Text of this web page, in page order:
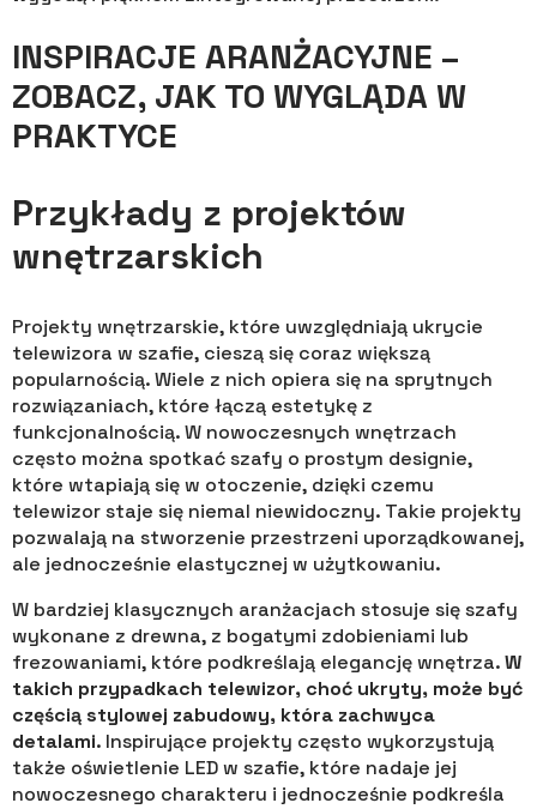
INSPIRACJE ARANŻACYJNE –
ZOBACZ, JAK TO WYGLĄDA W
PRAKTYCE
Przykłady z projektów
wnętrzarskich
Projekty wnętrzarskie, które uwzględniają ukrycie
telewizora w szafie, cieszą się coraz większą
popularnością. Wiele z nich opiera się na sprytnych
rozwiązaniach, które łączą estetykę z
funkcjonalnością. W nowoczesnych wnętrzach
często można spotkać szafy o prostym designie,
które wtapiają się w otoczenie, dzięki czemu
telewizor staje się niemal niewidoczny. Takie projekty
pozwalają na stworzenie przestrzeni uporządkowanej,
ale jednocześnie elastycznej w użytkowaniu.
W bardziej klasycznych aranżacjach stosuje się szafy
wykonane z drewna, z bogatymi zdobieniami lub
frezowaniami, które podkreślają elegancję wnętrza.W
takich przypadkach telewizor, choć ukryty, może być
częścią stylowej zabudowy, która zachwyca
detalami. Inspirujące projekty często wykorzystują
także oświetlenie LED w szafie, które nadaje jej
nowoczesnego charakteru i jednocześnie podkreśla